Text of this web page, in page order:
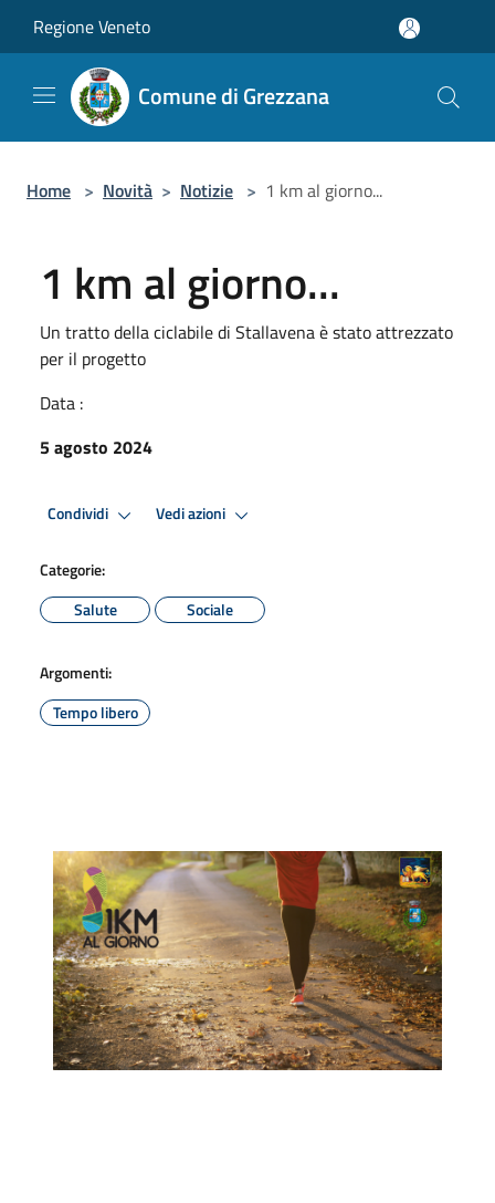
Regione Veneto
Comune di Grezzana
Home > Novità > Notizie > 1 km al giorno...
1 km al giorno...
Un tratto della ciclabile di Stallavena è stato attrezzato
per il progetto
Data :
5 agosto 2024
Condividi Vedi azioni
Categorie:
Salute
Sociale
Argomenti:
Tempo libero